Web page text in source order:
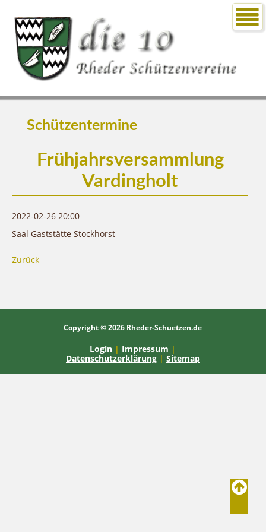
Schützentermine
Frühjahrsversammlung
Vardingholt
2022-02-26 20:00
Saal Gaststätte Stockhorst
Zurück
Copyright © 2026 Rheder-Schuetzen.de
Login | Impressum |
Datenschutzerklärung | Sitemap